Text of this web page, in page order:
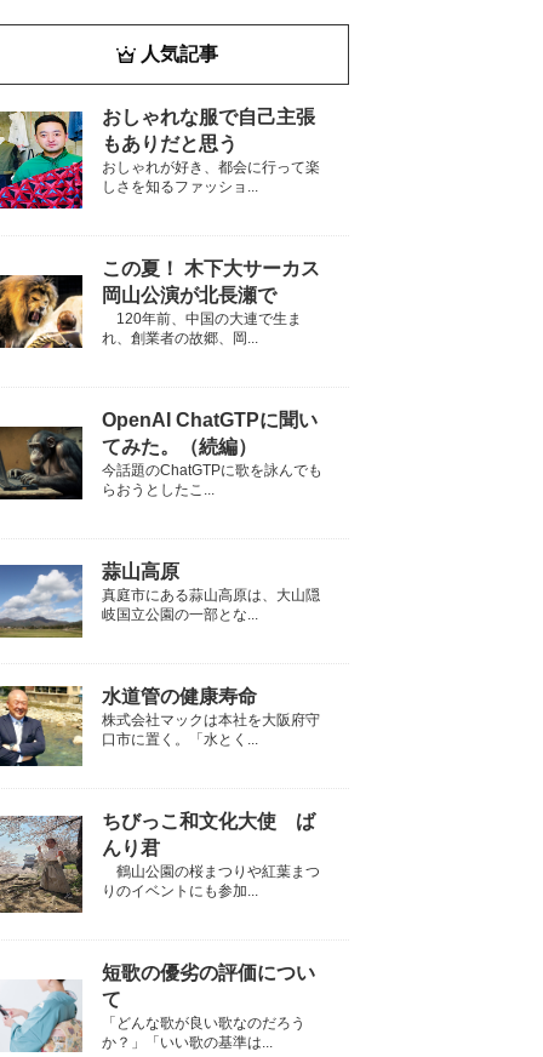
人気記事
おしゃれな服で自己主張
もありだと思う
おしゃれが好き、都会に行って楽
しさを知るファッショ...
この夏！ 木下大サーカス
岡山公演が北長瀬で
120年前、中国の大連で生ま
れ、創業者の故郷、岡...
OpenAI ChatGTPに聞い
てみた。（続編）
今話題のChatGTPに歌を詠んでも
らおうとしたこ...
蒜山高原
真庭市にある蒜山高原は、大山隠
岐国立公園の一部とな...
水道管の健康寿命
株式会社マックは本社を大阪府守
口市に置く。「水とく...
ちびっこ和文化大使 ば
んり君
鶴山公園の桜まつりや紅葉まつ
りのイベントにも参加...
短歌の優劣の評価につい
て
「どんな歌が良い歌なのだろう
か？」「いい歌の基準は...